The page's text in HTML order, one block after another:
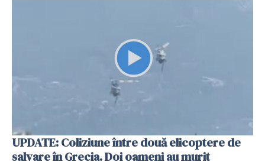
UPDATE: Coliziune între două elicoptere de
salvare în Grecia. Doi oameni au murit